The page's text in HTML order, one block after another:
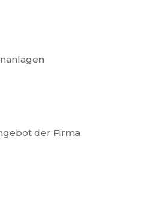
der Firma